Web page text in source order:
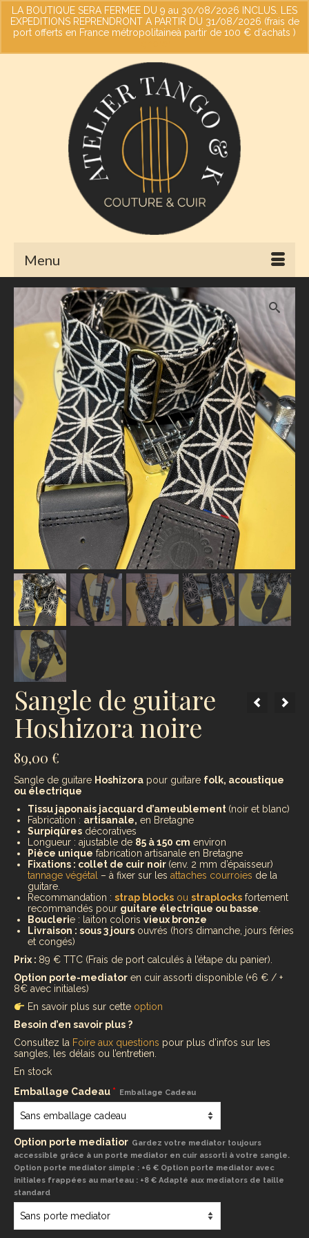
LA BOUTIQUE SERA FERMEE DU 9 au 30/08/2026 INCLUS. LES
EXPEDITIONS REPRENDRONT A PARTIR DU 31/08/2026 (frais de
port offerts en France métropolitaineà partir de 100 € d'achats )
Votre panier- 0,00€
Menu
Sangle de guitare
Hoshizora noire
89,00 €
Sangle de guitare Hoshizora pour guitare folk, acoustique
ou électrique
Tissu japonais jacquard d’ameublement (noir et blanc)
Fabrication : artisanale, en Bretagne
Surpiqûres décoratives
Longueur : ajustable de 85 à 150 cm environ
Pièce unique fabrication artisanale en Bretagne
Fixations : collet de cuir noir (env. 2 mm d’épaisseur)
tannage végétal
– à fixer sur les attaches courroies de la
guitare.
Recommandation : strap blocks ou straplocks fortement
recommandés pour guitare électrique ou basse
Bouclerie : laiton coloris vieux bronze
Livraison : sous 3 jours ouvrés (hors dimanche, jours féries
et congés)
Prix : 89 € TTC (Frais de port calculés à l’étape du panier).
Option porte-mediator en cuir assorti disponible (+6 € / +
8€ avec initiales)
En savoir plus sur cetteoption
Besoin d’en savoir plus ?
Consultez la Foire aux questions pour plus d’infos sur les
sangles, les délais ou l’entretien.
En stock
Emballage Cadeau * Emballage Cadeau
Option porte mediatior Gardez votre mediator toujours
accessible grâce à un porte mediator en cuir assorti à votre sangle.
Option porte mediator simple : +6 € Option porte mediator avec
initiales frappées au marteau : +8 € Adapté aux mediators de taille
standard